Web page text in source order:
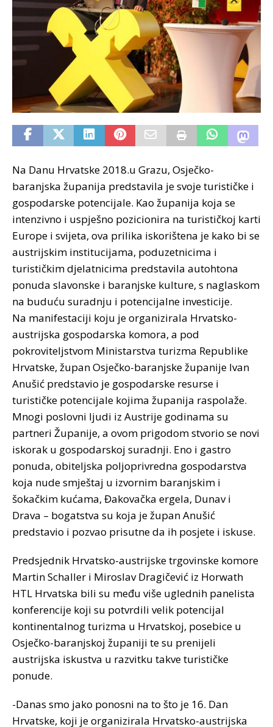
Na Danu Hrvatske 2018.u Grazu, Osječko-
baranjska županija predstavila je svoje turističke i
gospodarske potencijale. Kao županija koja se
intenzivno i uspješno pozicionira na turističkoj karti
Europe i svijeta, ova prilika iskorištena je kako bi se
austrijskim institucijama, poduzetnicima i
turističkim djelatnicima predstavila autohtona
ponuda slavonske i baranjske kulture, s naglaskom
na buduću suradnju i potencijalne investicije.
Na manifestaciji koju je organizirala Hrvatsko-
austrijska gospodarska komora, a pod
pokroviteljstvom Ministarstva turizma Republike
Hrvatske, župan Osječko-baranjske županije Ivan
Anušić predstavio je gospodarske resurse i
turističke potencijale kojima županija raspolaže.
Mnogi poslovni ljudi iz Austrije godinama su
partneri Županije, a ovom prigodom stvorio se novi
iskorak u gospodarskoj suradnji. Eno i gastro
ponuda, obiteljska poljoprivredna gospodarstva
koja nude smještaj u izvornim baranjskim i
šokačkim kućama, Đakovačka ergela, Dunav i
Drava – bogatstva su koja je župan Anušić
predstavio i pozvao prisutne da ih posjete i iskuse.
Predsjednik Hrvatsko-austrijske trgovinske komore
Martin Schaller i Miroslav Dragičević iz Horwath
HTL Hrvatska bili su među više uglednih panelista
konferencije koji su potvrdili velik potencijal
kontinentalnog turizma u Hrvatskoj, posebice u
Osječko-baranjskoj županiji te su prenijeli
austrijska iskustva u razvitku takve turističke
ponude.
-Danas smo jako ponosni na to što je 16. Dan
Hrvatske, koji je organizirala Hrvatsko-austrijska